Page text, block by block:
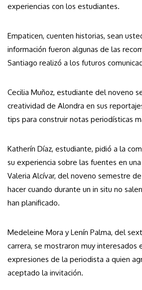
experiencias con los estudiantes.
Empaticen, cuenten historias, sean
información fueron algunas de las
Santiago realizó a los futuros
Cecilia Muñoz, estudiante del noveno
creatividad de Alondra en sus
tips para construir notas periodísticas
Katherín Díaz, estudiante, pidió a la
su experiencia sobre las fuentes en
Valeria Alcívar, del noveno semestre
hacer cuando durante un in situ no
han planificado.
Medeleine Mora y Lenín Palma, del
carrera, se mostraron muy interesados
expresiones de la periodista a quien
aceptado la invitación.